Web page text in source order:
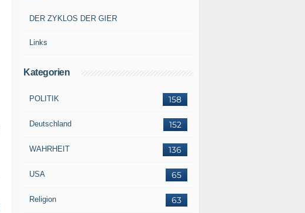
DER ZYKLOS DER GIER
Links
Kategorien
158
POLITIK
152
Deutschland
136
WAHRHEIT
65
USA
63
Religion